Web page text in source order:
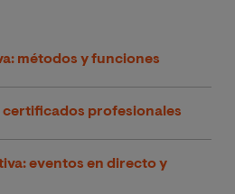
métodos y funciones
certificados profesionales
eventos en directo y